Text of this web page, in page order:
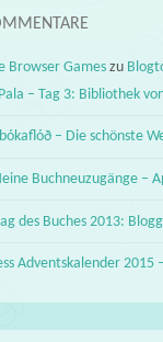
Browser Gameszu
– Tag 3: Bibliothek
– Die schönste
Buchneuzugänge –
des Buches 2013:
Adventskalender 2015